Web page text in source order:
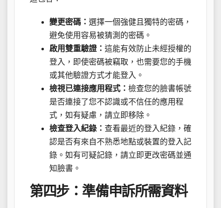
變更密碼： 選擇一個強健且獨特的密碼，
避免使用容易被猜測的密碼。
啟用雙重驗證： 這能有效防止未經授權的
登入，即使密碼被竊取，也需要您的手機
或其他驗證方式才能登入。
檢視已連接應用程式： 檢查您的臉書帳號
是否連接了您不認識或不信任的應用程
式，如有疑慮，請立即移除。
檢查登入紀錄： 查看最近的登入紀錄，確
認是否有來自不熟悉地點或裝置的登入記
錄。如有可疑記錄，請立即更改密碼並通
知臉書。
第四步：準備申訴所需資料